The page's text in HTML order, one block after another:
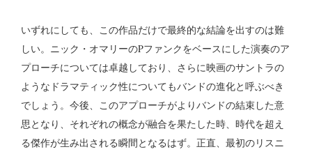
いずれにしても、この作品だけで最終的な結論を出すのは難
しい。ニック・オマリーのPファンクをベースにした演奏のア
プローチについては卓越しており、さらに映画のサントラの
ようなドラマティック性についてもバンドの進化と呼ぶべき
でしょう。今後、このアプローチがよりバンドの結束した意
思となり、それぞれの概念が融合を果たした時、時代を超え
る傑作が生み出される瞬間となるはず。正直、最初のリスニ